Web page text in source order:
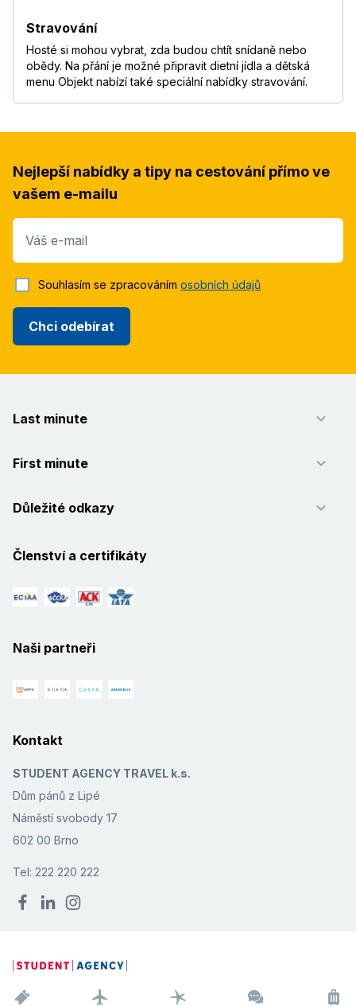
Stravování
Hosté si mohou vybrat, zda budou chtít snídaně nebo
obědy. Na přání je možné připravit dietní jídla a dětská
menu Objekt nabízí také speciální nabídky stravování.
Nejlepší nabídky a tipy na cestování přímo ve
vašem e-mailu
Váš e-mail
Chci odebírat
Souhlasím se zpracováním osobních údajů
Last minute
First minute
Důležité odkazy
Členství a certifikáty
Naši partneři
Kontakt
STUDENT AGENCY TRAVEL k.s.
Dům pánů z Lipé
Náměstí svobody 17
602 00 Brno
Tel: 222 220 222